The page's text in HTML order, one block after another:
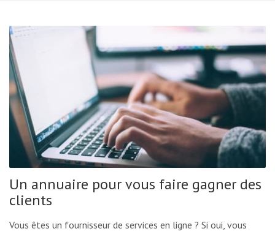
Un annuaire pour vous faire gagner des
clients
Vous êtes un fournisseur de services en ligne ? Si oui, vous